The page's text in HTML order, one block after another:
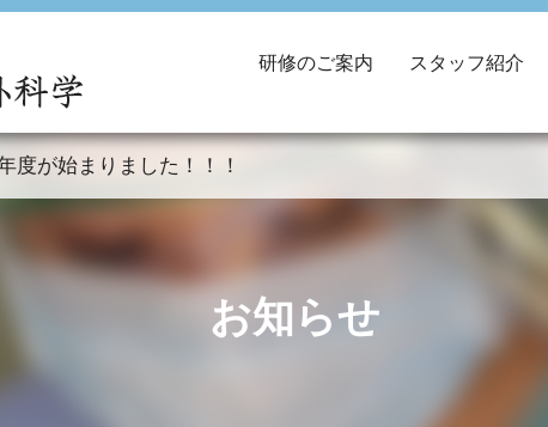
研修のご案内 スタッフ紹介
度が始まりました！！！
お知らせ